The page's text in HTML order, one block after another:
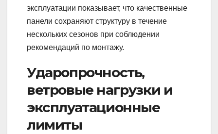
эксплуатации показывает, что качественные
панели сохраняют структуру в течение
нескольких сезонов при соблюдении
рекомендаций по монтажу.
Ударопрочность,
ветровые нагрузки и
эксплуатационные
лимиты